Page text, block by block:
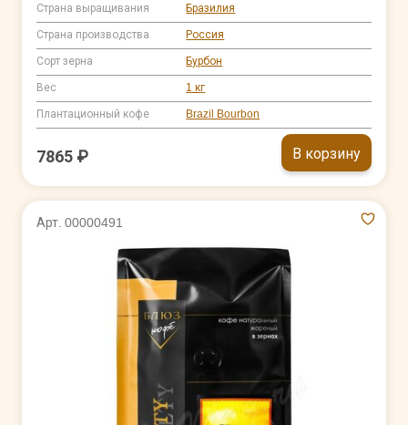
Страна выращивания Бразилия
Страна производства Россия
Сорт зерна Бурбон
Вес 1 кг
Плантационный кофе Brazil Bourbon
7865 ₽ В корзину
Арт. 00000491